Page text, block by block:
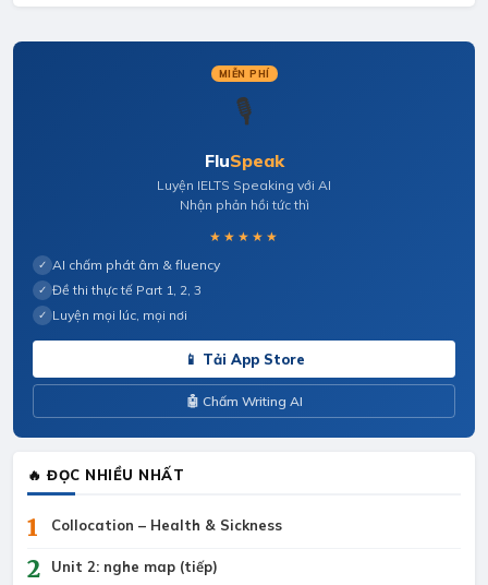
MIỄN PHÍ
🎙️
FluSpeak
Luyện IELTS Speaking với AI
Nhận phản hồi tức thì
★★★★★
✓ AI chấm phát âm & fluency
✓ Đề thi thực tế Part 1, 2, 3
✓ Luyện mọi lúc, mọi nơi
📱 Tải App Store
🤖 Chấm Writing AI
🔥 ĐỌC NHIỀU NHẤT
1 Collocation – Health & Sickness
2 Unit 2: nghe map (tiếp)